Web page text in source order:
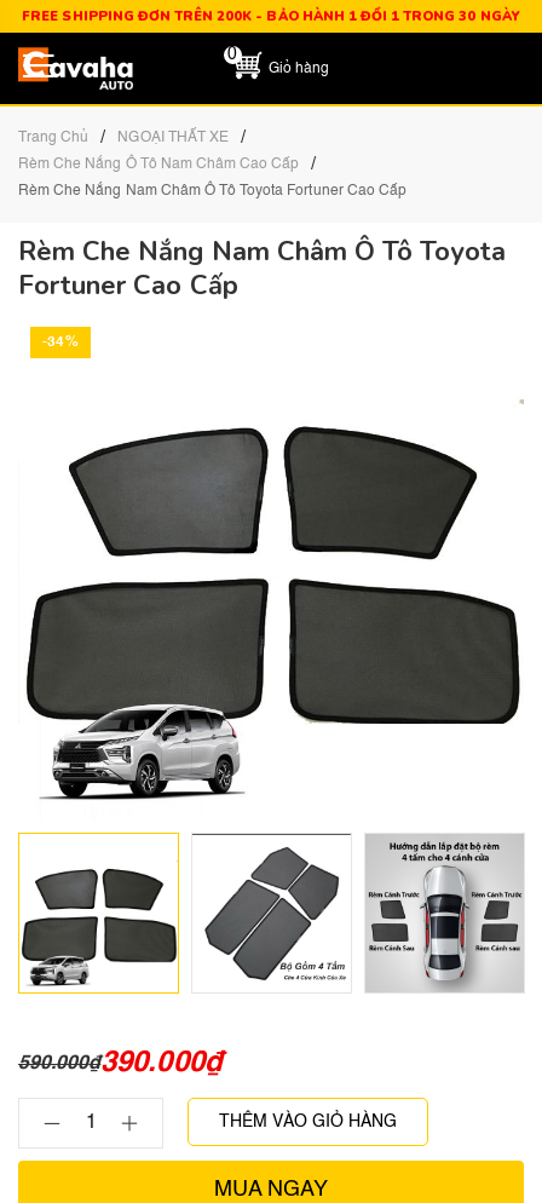
FREE SHIPPING ĐƠN TRÊN 200K - BẢO HÀNH 1 ĐỔI 1 TRONG 30 NGÀY
0
Giỏ hàng
Trang Chủ / NGOẠI THẤT XE /
Rèm Che Nắng Ô Tô Nam Châm Cao Cấp /
Rèm Che Nắng Nam Châm Ô Tô Toyota Fortuner Cao Cấp
Rèm Che Nắng Nam Châm Ô Tô Toyota
Fortuner Cao Cấp
-34%
590.000₫390.000₫
THÊM VÀO GIỎ HÀNG
MUA NGAY